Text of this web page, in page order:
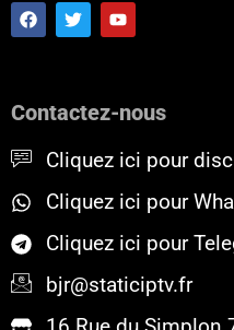
F
a
o
T
w
r
Y
o
e
Contactez-nous
Cliquez ici pour
Cliquez ici pour
Cliquez ici pour
bjr@staticiptv.fr